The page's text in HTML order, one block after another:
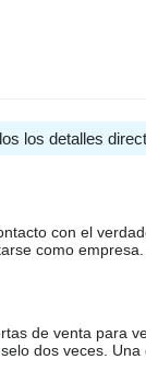
los detalles
con el
como
de venta para
dos veces.